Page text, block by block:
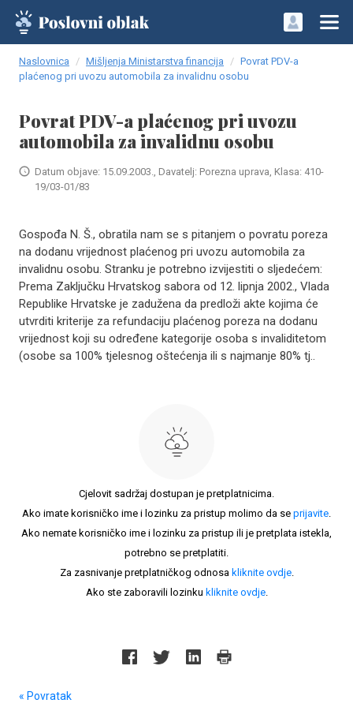
Naslovnica Mišljenja Ministarstva financija
Povrat PDV-a
plaćenog pri uvozu automobila za invalidnu osobu
Povrat PDV-a plaćenog pri uvozu
automobila za invalidnu osobu
Datum objave: 15.09.2003., Davatelj: Porezna uprava, Klasa: 410-
19/03-01/83
Gospođa N. Š., obratila nam se s pitanjem o povratu poreza
na dodanu vrijednost plaćenog pri uvozu automobila za
invalidnu osobu. Stranku je potrebno izvijestiti o sljedećem:
Prema Zaključku Hrvatskog sabora od 12. lipnja 2002., Vlada
Republike Hrvatske je zadužena da predloži akte kojima će
utvrditi kriterije za refundaciju plaćenog poreza na dodanu
vrijednost koji su određene kategorije osoba s invaliditetom
(osobe sa 100% tjelesnog oštećenja ili s najmanje 80% tj..
Cjelovit sadržaj dostupan je pretplatnicima.
Ako imate korisničko ime i lozinku za pristup molimo da se prijavite.
Ako nemate korisničko ime i lozinku za pristup ili je pretplata istekla,
potrebno se pretplatiti.
Za zasnivanje pretplatničkog odnosa kliknite ovdje.
Ako ste zaboravili lozinku kliknite ovdje.
« Povratak